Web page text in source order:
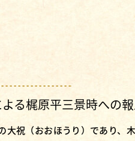
る梶原平三景時への
大祝（おおほうり）であり、